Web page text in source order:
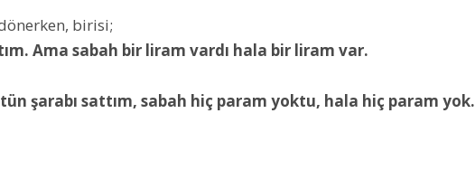
birisi;
Ama sabah bir liram vardı hala bir liram var.
şarabı sattım, sabah hiç param yoktu, hala hiç param yok.